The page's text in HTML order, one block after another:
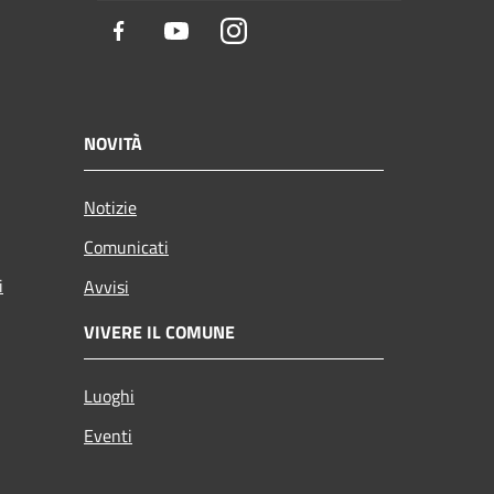
Facebook YoutubeInstagram
NOVITÀ
Notizie
Comunicati
Avvisi
VIVERE IL COMUNE
Luoghi
Eventi